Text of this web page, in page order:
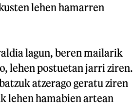
lehen hamarren
lagun, beren mailarik
lehen postuetan jarri ziren.
atzerago geratu ziren
lehen hamabien artean